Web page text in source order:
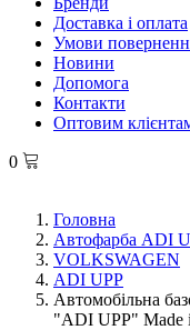
Доставка і оплата
Умови
Новини
Допомога
Контакти
Оптовим
0
Головна
Автофарба ADI
VOLKSWAGEN
ADI UPP
Автомобільна
"ADI UPP" Made